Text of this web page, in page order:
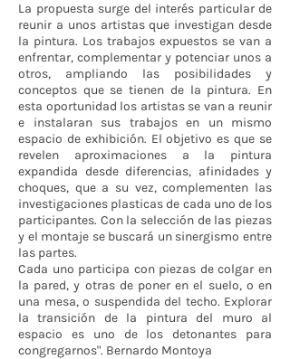
La propuesta surge del interés particular de
reunir a unos artistas que investigan desde
la pintura. Los trabajos expuestos se van a
enfrentar, complementar y potenciar unos a
otros, ampliando las posibilidades y
conceptos que se tienen de la pintura. En
esta oportunidad los artistas se van a reunir
e instalaran sus trabajos en un mismo
espacio de exhibición. El objetivo es que se
revelen aproximaciones a la pintura
expandida desde diferencias, afinidades y
choques, que a su vez, complementen las
investigaciones plasticas de cada uno de los
participantes. Con la selección de las piezas
y el montaje se buscará un sinergismo entre
las partes.
Cada uno participa con piezas de colgar en
la pared, y otras de poner en el suelo, o en
una mesa, o suspendida del techo. Explorar
la transición de la pintura del muro al
espacio es uno de los detonantes para
congregarnos". Bernardo Montoya